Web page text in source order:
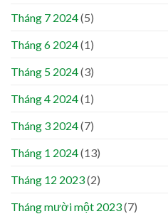
Tháng 7 2024(5)
Tháng 6 2024(1)
Tháng 5 2024(3)
Tháng 4 2024(1)
Tháng 3 2024(7)
Tháng 1 2024(13)
Tháng 12 2023(2)
Tháng mười một 2023(7)